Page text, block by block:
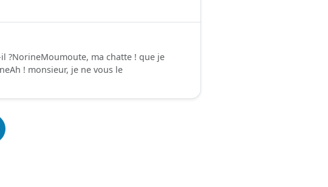
?NorineMoumoute, ma chatte ! que je
! monsieur, je ne vous le